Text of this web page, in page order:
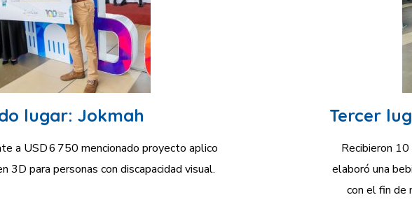
lugar: Jokmah​
a USD 6 750 mencionado proyecto aplico
3D para personas con discapacidad visual.
Tercer
Recibieron
elaboró una
con el fin de